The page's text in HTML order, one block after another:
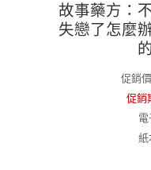
故事藥方：
失戀了怎麼
促銷價
促銷
紙